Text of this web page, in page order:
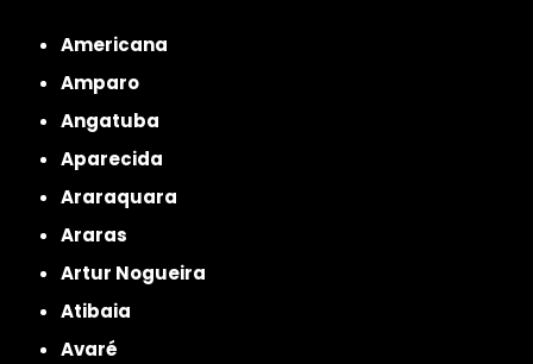
Americana
Amparo
Angatuba
Aparecida
Araraquara
Araras
Artur Nogueira
Atibaia
Avaré